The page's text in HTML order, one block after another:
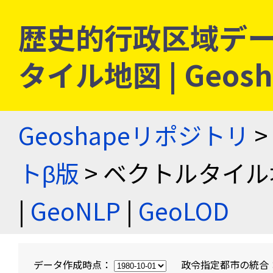
歴史的行政区域デ
タイル地図 |
Geoshapeリポジトリ >
トβ版 > ベクトルタイ
| GeoNLP | GeoLOD
データ作成時点： 政令指定都市の統